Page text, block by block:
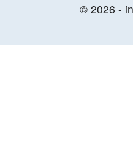
© 2026 -